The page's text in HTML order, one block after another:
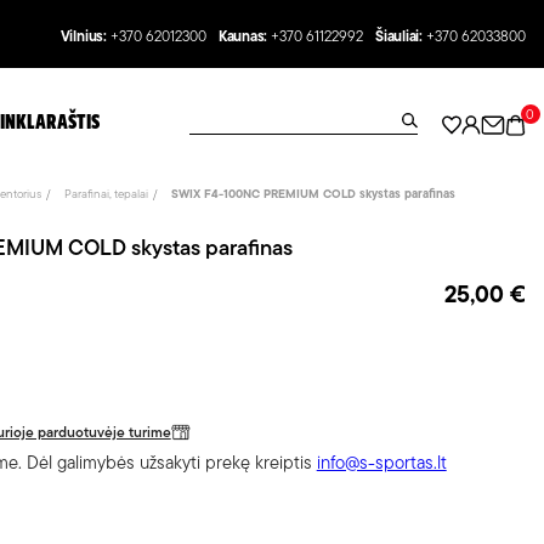
Vilnius: +370 62012300 Kaunas: +370 61122992 Šiauliai: +370 62033800
0
Parafinai, tepalai SWIX F4-100NC PREMIUM COLD skystas parafinas
COLD skystas parafinas
25,00 €
parduotuvėje turime
Dėl galimybės užsakyti prekę kreiptis info@s-sportas.lt